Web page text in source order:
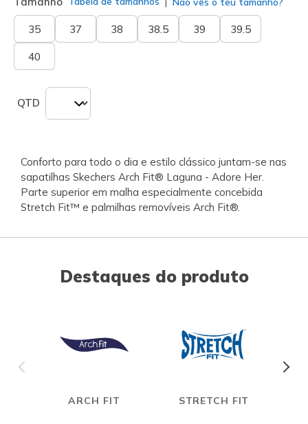
35 37 38 38.5 39 39.5
40
QTD
Conforto para todo o dia e estilo clássico juntam-se nas
sapatilhas Skechers Arch Fit® Laguna - Adore Her.
Parte superior em malha especialmente concebida
Stretch Fit™ e palmilhas removíveis Arch Fit®.
Destaques do produto
ARCH FIT
STRETCH FIT